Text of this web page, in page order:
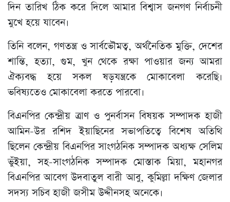
দিন তারিখ ঠিক করে দিলে আমার বিশ্বাস জনগণ নির্বাচনী
মুখে হয়ে যাবেন।
তিনি বলেন, গণতন্ত্র ও সার্বভৌমত্ব, অর্থনৈতিক মুক্তি, দেশের
শান্তি, হত্যা, গুম, খুন থেকে রক্ষা পাওয়ার জন্য আমরা
ঐক্যবদ্ধ হয়ে সকল ষড়যন্ত্রকে মোকাবেলা করেছি।
ভবিষ্যতেও মোকাবেলা করতে পারবো।
বিএনপির কেন্দ্রীয় ত্রাণ ও পুনর্বাসন বিষয়ক সম্পাদক হাজী
আমিন-উর রশিদ ইয়াছিনের সভাপতিত্বে বিশেষ অতিথি
ছিলেন কেন্দ্রীয় বিএনপির সাংগঠনিক সম্পাদক অধ্যক্ষ সেলিম
ভুঁইয়া, সহ-সাংগঠনিক সম্পাদক মোস্তাক মিয়া, মহানগর
বিএনপির আবেগ উদবাতুল বারী আবু, কুমিল্লা দক্ষিণ জেলার
সদস্য সচিব হাজী জসীম উদ্দীনসহ অনেকে।